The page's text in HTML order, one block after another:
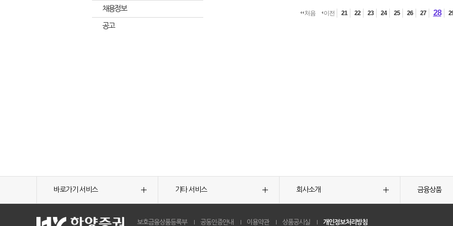
채용정보
공고
처음 이전 21 22 23 24 25 26 27 28
바로가기 서비스 기타 서비스 회사소개 금융상품
보호금융상품등록부 공동인증안내 이용약관 상품공시실 개인정보처리방침